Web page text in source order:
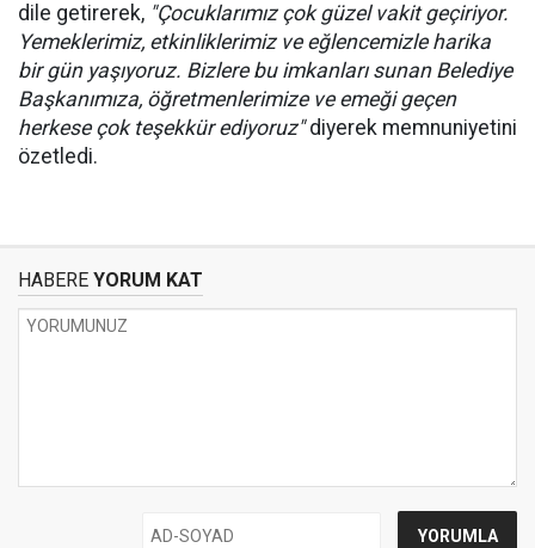
dile getirerek, "Çocuklarımız çok güzel vakit geçiriyor.
Yemeklerimiz, etkinliklerimiz ve eğlencemizle harika
bir gün yaşıyoruz. Bizlere bu imkanları sunan Belediye
Başkanımıza, öğretmenlerimize ve emeği geçen
herkese çok teşekkür ediyoruz"diyerek memnuniyetini
özetledi.
HABERE YORUM KAT